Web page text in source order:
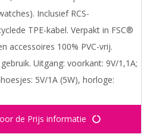
Inclusief RCS-
TPE-kabel. Verpakt in FSC®
accessoires 100% PVC-vrij.
Uitgang: voorkant: 9V/1,1A;
5V/1A (5W), horloge:
de Prijs informatie